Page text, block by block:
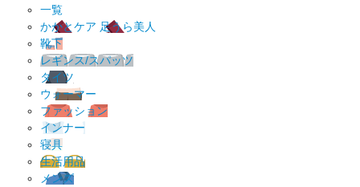
一覧
かかとケア 足うら美人
靴下
レギンス/スパッツ
タイツ
ウォーマー
ファッション
インナー
寝具
生活用品
メンズ